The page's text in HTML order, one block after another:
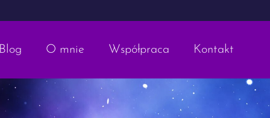
O mnie Współpraca Kontakt